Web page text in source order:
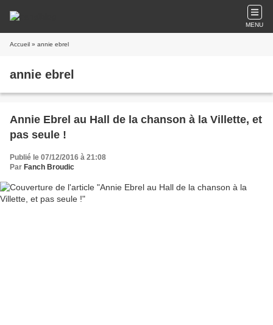
MENU
Accueil » annie ebrel
annie ebrel
Annie Ebrel au Hall de la chanson à la Villette, et
pas seule !
Publié le 07/12/2016 à 21:08
Par Fanch Broudic